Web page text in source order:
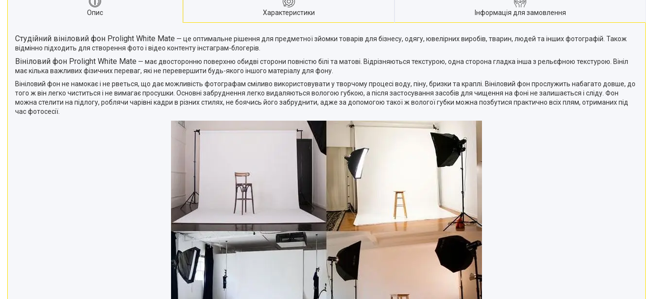
Лінзи-об'єктиви для
Оптика для спостережень
Сумки для студійного
обладнання
Перехідники для фототехніки і
адаптери
Мікрофони, стійки, пантографи
Міні вітрові машини
Опис Характеристики Інформація для замовлення
Студійний вініловий фон Prolight White Mate — це оптимальне рішення для предметної зйомки товарів для бізнесу, одягу, ювелірних виробів, тварин, людей та інших фотографій. Також
відмінно підходить для створення фото і відео контенту інстаграм-блогерів.
Вініловий фон Prolight White Mate — має двосторонню поверхню обидві сторони повністю білі та матові. Відрізняються текстурою, одна сторона гладка інша з рельєфною текстурою. Вініл
має кілька важливих фізичних переваг, які не перевершити будь-якого іншого матеріалу для фону.
Вініловий фон не намокає і не рветься, що дає можливість фотографам сміливо використовувати у творчому процесі воду, піну, бризки та краплі. Вініловий фон прослужить набагато довше, до
того ж він легко чиститься і не вимагає просушки. Основні забруднення легко видаляються вологою губкою, а після застосування засобів для чищення на фоні не залишається і сліду. Фон
можна стелити на підлогу, роблячи чарівні кадри в різних стилях, не боячись його забруднити, адже за допомогою такої ж вологої губки можна позбутися практично всіх плям, отриманих під
час фотосесії.